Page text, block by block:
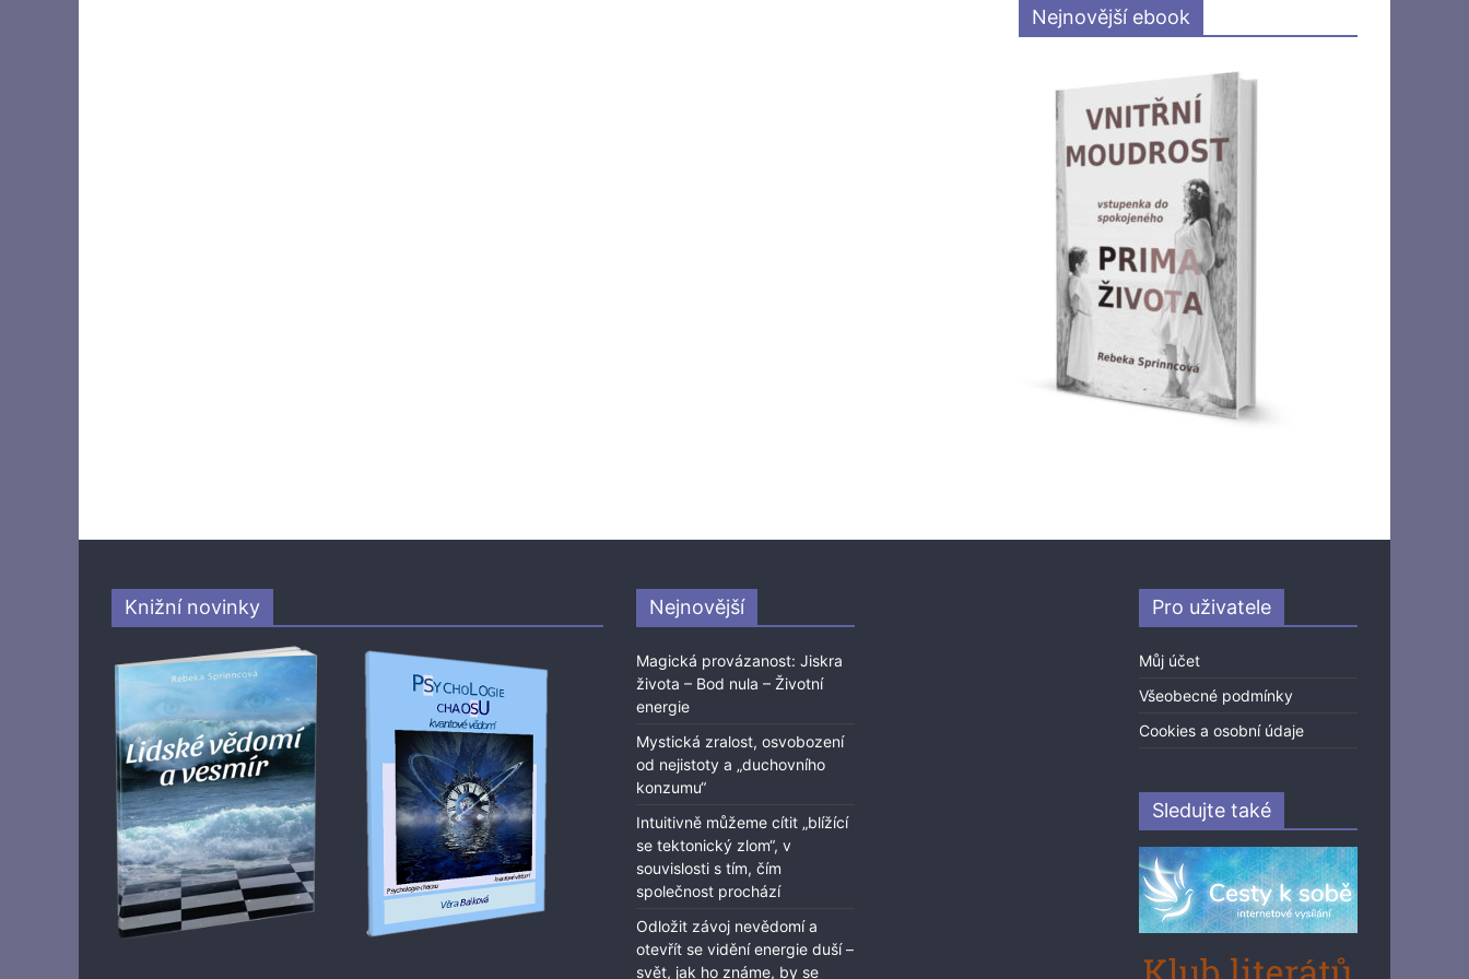
Nejnovější ebook
Knižní novinky Nejnovější
Magická provázanost: Jiskra
života – Bod nula – Životní
energie
Mystická zralost, osvobození
od nejistoty a „duchovního
konzumu“
Intuitivně můžeme cítit „blížící
se tektonický zlom“, v
souvislosti s tím, čím
společnost prochází
Odložit závoj nevědomí a
otevřít se vidění energie duší –
svět, jak ho známe, by se
Pro uživatele
Můj účet
Všeobecné podmínky
Cookies a osobní údaje
Sledujte také